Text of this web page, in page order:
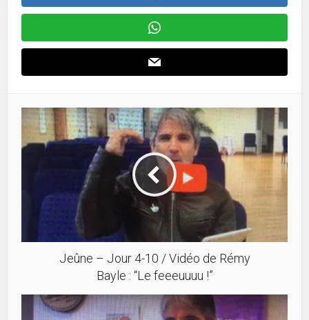
Jeûne – Jour 4-10 / Vidéo de Rémy
Bayle : “Le feeeuuuu !”